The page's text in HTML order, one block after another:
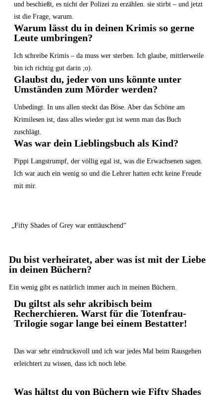
und beschießt, es nicht der Polizei zu erzählen. sie stirbt – und jetzt
ist die Frage, warum.
Warum lässt du in deinen Krimis so gerne
Leute umbringen?
Ich schreibe Krimis – da muss wer sterben. Ich glaube, mittlerweile
bin ich richtig gut darin ;o).
Glaubst du, jeder von uns könnte unter
Umständen zum Mörder werden?
Unbedingt. In uns allen steckt das Böse. Aber das Schöne am
Krimilesen ist, dass alles wieder gut ist wenn man das Buch
zuschlägt.
Was war dein Lieblingsbuch als Kind?
Pippi Langstrumpf, der völlig egal ist, was die Erwachsenen sagen.
Ich war auch ein wenig so und die Lehrer hatten echt keine Freude
mit mir.
„Fifty Shades of Grey war enttäuschend“
Du bist verheiratet, aber was ist mit der Liebe
in deinen Büchern?
Ein wenig gibt es natürlich immer auch in meinen Büchern.
Du giltst als sehr akribisch beim
Recherchieren. Warst für die Totenfrau-
Trilogie sogar lange bei einem Bestatter!
Das war sehr eindrucksvoll und ich war jedes Mal beim Rausgehen
erleichtert zu wissen, dass ich noch lebe.
Was hältst du von Büchern wie Fifty Shades